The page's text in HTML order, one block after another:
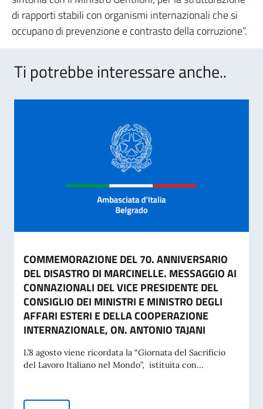
di rapporti stabili con organismi internazionali che si
occupano di prevenzione e contrasto della corruzione”.
Ti potrebbe interessare anche..
COMMEMORAZIONE DEL 70. ANNIVERSARIO
DEL DISASTRO DI MARCINELLE. MESSAGGIO AI
CONNAZIONALI DEL VICE PRESIDENTE DEL
CONSIGLIO DEI MINISTRI E MINISTRO DEGLI
AFFARI ESTERI E DELLA COOPERAZIONE
INTERNAZIONALE, ON. ANTONIO TAJANI
L’8 agosto viene ricordata la “Giornata del Sacrificio
del Lavoro Italiano nel Mondo”, istituita con...